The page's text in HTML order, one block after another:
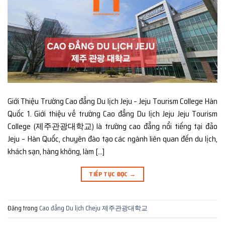
Giới Thiệu Trường Cao đẳng Du lịch Jeju – Jeju Tourism College Hàn
Quốc 1. Giới thiệu về trường Cao đẳng Du lịch Jeju Jeju Tourism
College (제주관광대학교) là trường cao đẳng nổi tiếng tại đảo
Jeju – Hàn Quốc, chuyên đào tạo các ngành liên quan đến du lịch,
khách sạn, hàng không, làm […]
TIẾP TỤC ĐỌC →
Đăng trong Cao đẳng Du lịch Cheju 제주관광대학교